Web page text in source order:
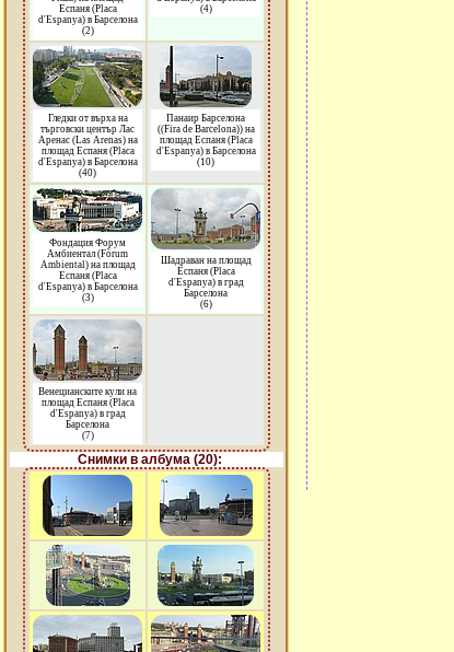
Еспаня (Placa
d'Espanya) в Барселона
(2)
(4)
Гледки от върха на
търговски център Лас
Аренас (Las Arenas) на
площад Еспаня (Placa
d'Espanya) в Барселона
(40)
Панаир Барселона
((Fira de Barcelona)) на
площад Еспаня (Placa
d'Espanya) в Барселона
(10)
Фондация Форум
Амбиентал (Fòrum
Ambiental) на площад
Еспаня (Placa
d'Espanya) в Барселона
(3)
Шадраван на площад
Еспаня (Placa
d'Espanya) в град
Барселона
(6)
Венецианските кули на
площад Еспаня (Placa
d'Espanya) в град
Барселона
(7)
Снимки в албума (20):